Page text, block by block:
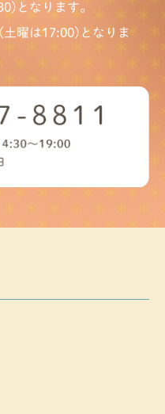
となります。
曜は17:00)となりま